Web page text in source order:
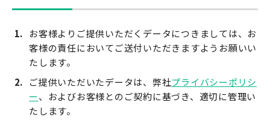
お客様よりご提供いただくデータにつきましては、お
客様の責任においてご送付いただきますようお願いい
たします。
ご提供いただいたデータは、弊社プライバシーポリシ
ー、およびお客様とのご契約に基づき、適切に管理い
たします。